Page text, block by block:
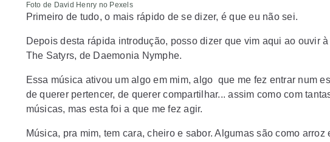
Foto de David Henry no Pexels
Primeiro de tudo, o mais rápido de se dizer, é que eu não sei.
Depois desta rápida introdução, posso dizer que vim aqui ao ouvir
The Satyrs, de Daemonia Nymphe.
Essa música ativou um algo em mim, algo que me fez entrar num
de querer pertencer, de querer compartilhar... assim como com
músicas, mas esta foi a que me fez agir.
Música, pra mim, tem cara, cheiro e sabor. Algumas são como arroz